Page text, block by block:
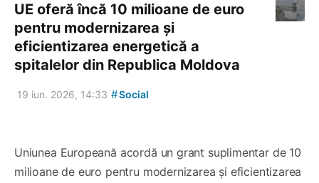
UE oferă încă 10 milioane de euro
pentru modernizarea și
eficientizarea energetică a
spitalelor din Republica Moldova
19 iun. 2026, 14:33 #Social
Uniunea Europeană acordă un grant suplimentar de 10
milioane de euro pentru modernizarea și eficientizarea